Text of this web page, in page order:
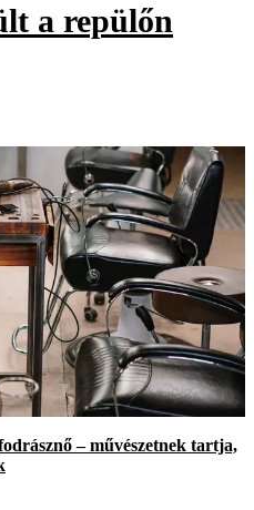
a repülőn
– művészetnek tartja,